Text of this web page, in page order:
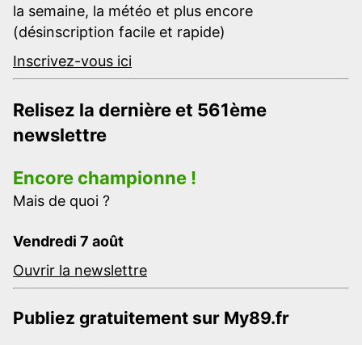
la semaine, la météo et plus encore
(désinscription facile et rapide)
Inscrivez-vous ici
Relisez la dernière et 561ème
newslettre
Encore championne !
Mais de quoi ?
Vendredi 7 août
Ouvrir la newslettre
Publiez gratuitement sur My89.fr